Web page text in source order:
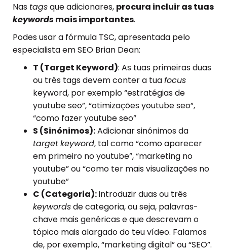
Nas tagsque adicionares, procura incluir as tuas
keywordsmais importantes.
Podes usar a fórmula TSC, apresentada pelo
especialista em SEO Brian Dean:
T (Target Keyword): As tuas primeiras duas
ou três tags devem conter a tuafocus
keyword, por exemplo “estratégias de
youtube seo”, “otimizações youtube seo”,
“como fazer youtube seo”
S (Sinónimos):Adicionar sinónimos da
targetkeyword, tal como “como aparecer
em primeiro no youtube”, “marketing no
youtube” ou “como ter mais visualizações no
youtube”
C (Categoria):Introduzir duas ou três
keywordsde categoria, ou seja, palavras-
chave mais genéricas e que descrevam o
tópico mais alargado do teu vídeo. Falamos
de, por exemplo, “marketing digital” ou “SEO”.